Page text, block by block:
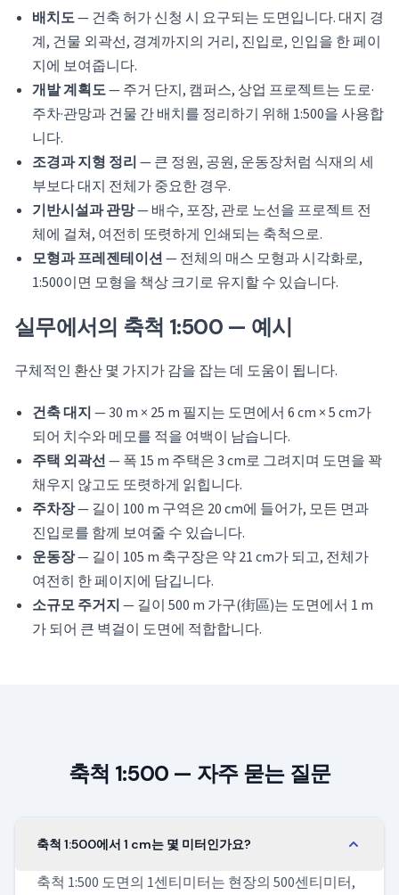
배치도— 건축 허가 신청 시 요구되는 도면입니다. 대지 경
계, 건물 외곽선, 경계까지의 거리, 진입로, 인입을 한 페이
지에 보여줍니다.
개발 계획도— 주거 단지, 캠퍼스, 상업 프로젝트는 도로·
주차·관망과 건물 간 배치를 정리하기 위해 1:500을 사용합
니다.
조경과 지형 정리 — 큰 정원, 공원, 운동장처럼 식재의 세
부보다 대지 전체가 중요한 경우.
기반시설과 관망— 배수, 포장, 관로 노선을 프로젝트 전
체에 걸쳐, 여전히 또렷하게 인쇄되는 축척으로.
모형과 프레젠테이션— 전체의 매스 모형과 시각화로,
1:500이면 모형을 책상 크기로 유지할 수 있습니다.
실무에서의 축척 1:500 — 예시
구체적인 환산 몇 가지가 감을 잡는 데 도움이 됩니다.
건축 대지 — 30 m × 25 m 필지는 도면에서 6 cm × 5 cm가
되어 치수와 메모를 적을 여백이 남습니다.
주택 외곽선— 폭 15 m 주택은 3 cm로 그려지며 도면을 꽉
채우지 않고도 또렷하게 읽힙니다.
주차장— 길이 100 m 구역은 20 cm에 들어가, 모든 면과
진입로를 함께 보여줄 수 있습니다.
운동장— 길이 105 m 축구장은 약 21 cm가 되고, 전체가
여전히 한 페이지에 담깁니다.
소규모 주거지 — 길이 500 m 가구(街區)는 도면에서 1 m
가 되어 큰 벽걸이 도면에 적합합니다.
축척 1:500 — 자주 묻는 질문
축척 1:500에서 1 cm는 몇 미터인가요?
축척 1:500 도면의 1센티미터는 현장의 500센티미터,